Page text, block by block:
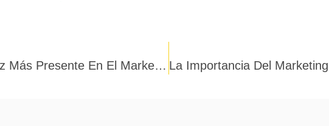
La Inteligencia Artificial Cada Vez Más Presente En El Marketing